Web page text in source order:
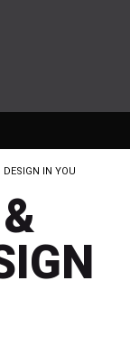
DESIGN IN YOU